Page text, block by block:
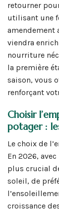
retourner
utilisant une
amendement
viendra
nourriture
la première
saison, vous
renforçant
Choisir
potager :
Le choix de
En 2026,
plus crucial
soleil, de
croissance